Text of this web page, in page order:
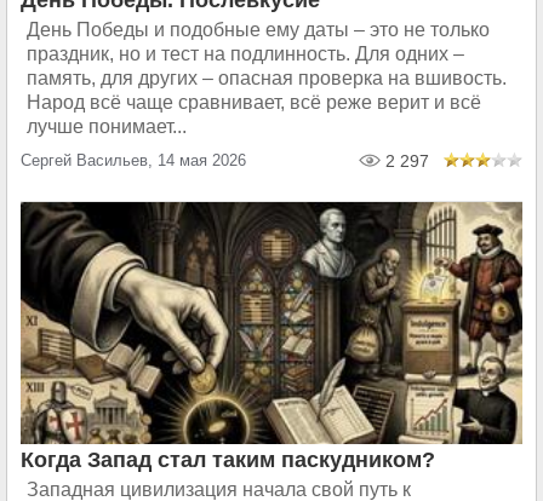
День Победы и подобные ему даты – это не только
праздник, но и тест на подлинность. Для одних –
память, для других – опасная проверка на вшивость.
Народ всё чаще сравнивает, всё реже верит и всё
лучше понимает...
Сергей Васильев, 14 мая 2026 2 297
Когда Запад стал таким паскудником?
Западная цивилизация начала свой путь к